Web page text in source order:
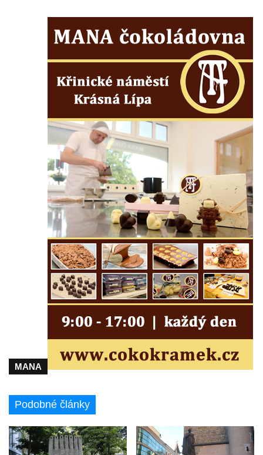
Pomník obětem 1. a 2. světové války v
Hrob Františka Vozgy na hřbitově ve Veltěži
Hrob Josefa Lešáka na hřbitově ve Veltěži
Hrob Václava Roušara na hřbitově ve
Veltěži
Hrob Zdeňka Kalouše na hřbitově ve Veltěži
Hrob vojáka Rudé armády na hřbitově ve
Veltěži
Pamětní deska obětem 1. světové války u
vstupu na hřbitov ve Veltěži
Pomník obětem 1. světové války v
Konětopech
Kenotaf Antonína Husáka na hřbitově ve
Hřivicích
Kenotaf Františka Passaura na hřbitově ve
Kenotaf Antonína Fausta na hřbitově ve
Hřivicích
Hřivicích
Hrob Ludvíka Kryla na hřbitově ve Hřivicích
Kenotaf Václava a Jaroslava Kádnerových
na hřbitově ve Hřivicích
MANA
Podobné články